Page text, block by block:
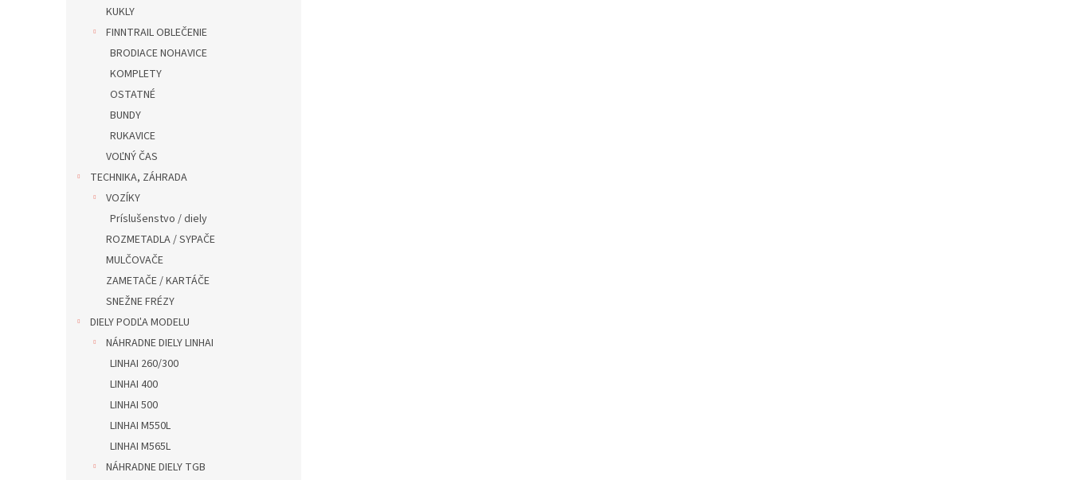
KUKLY
FINNTRAIL OBLEČENIE
BRODIACE NOHAVICE
KOMPLETY
OSTATNÉ
BUNDY
RUKAVICE
VOĽNÝ ČAS
TECHNIKA, ZÁHRADA
VOZÍKY
Príslušenstvo / diely
ROZMETADLA / SYPAČE
MULČOVAČE
ZAMETAČE / KARTÁČE
SNEŽNE FRÉZY
DIELY PODĽA MODELU
NÁHRADNE DIELY LINHAI
LINHAI 260/300
LINHAI 400
LINHAI 500
LINHAI M550L
LINHAI M565L
NÁHRADNE DIELY TGB